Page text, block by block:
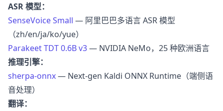
ASR 模型：
SenseVoice Small — 阿里巴巴多语言 ASR 模型
（zh/en/ja/ko/yue）
Parakeet TDT 0.6B v3— NVIDIA NeMo，25 种欧洲语言
推理引擎：
sherpa-onnx— Next-gen Kaldi ONNX Runtime（端侧语
音处理）
翻译：